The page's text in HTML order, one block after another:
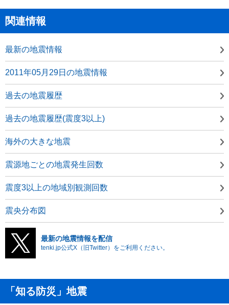
関連情報
最新の地震情報
2011年05月29日の地震情報
過去の地震履歴
過去の地震履歴(震度3以上)
海外の大きな地震
震源地ごとの地震発生回数
震度3以上の地域別観測回数
震央分布図
最新の地震情報を配信
tenki.jp公式X（旧Twitter）をご利用ください。
「知る防災」地震